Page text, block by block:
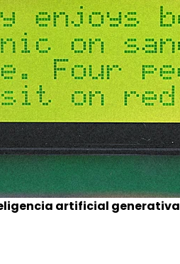
artificial generativa